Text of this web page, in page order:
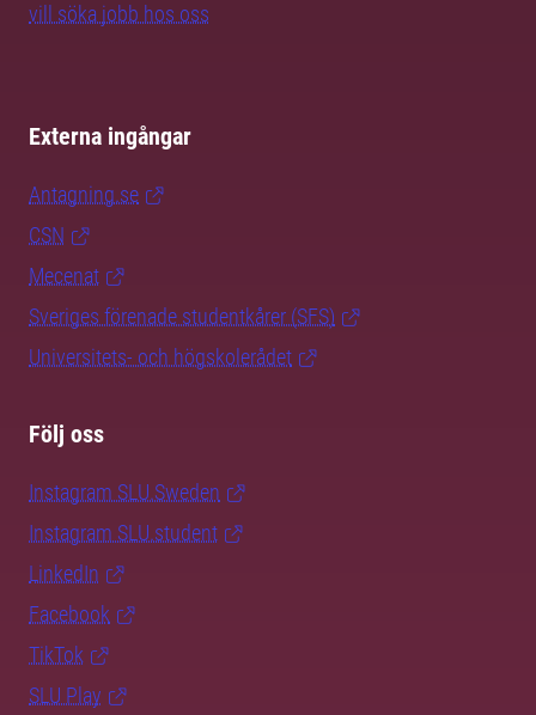
vill söka jobb hos oss
Externa ingångar
Antagning.se
CSN
Mecenat
Sveriges förenade studentkårer (SFS)
Universitets- och högskolerådet
Följ oss
Instagram SLU.Sweden
Instagram SLU.student
LinkedIn
Facebook
TikTok
SLU Play